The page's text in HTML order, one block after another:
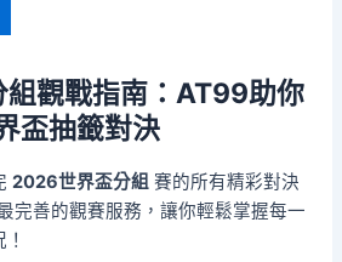
觀戰指南：AT99助你
盃抽籤對決
2026世界盃分組 賽的所有精彩對決
完善的觀賽服務，讓你輕鬆掌握每一